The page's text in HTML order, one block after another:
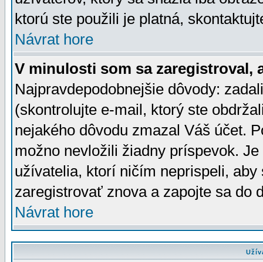
ktorú ste použili je platná,
Návrat hore
V minulosti som sa zaregistroval,
Najpravdepodobnejšie dôvody:
(skontrolujte e-mail, ktorý ste
nejakého dôvodu zmazal Váš účet.
možno nevložili žiadny príspevok.
užívatelia, ktorí ničím neprispeli,
zaregistrovať znova a zapojte sa do
Návrat hore